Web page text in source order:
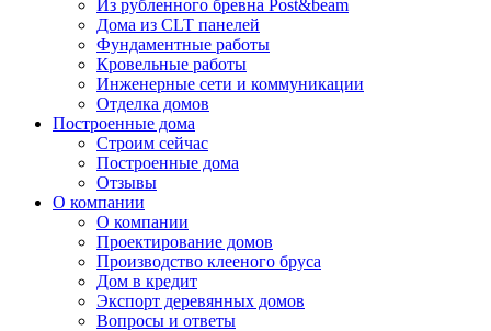
Из рубленного бревна Post&beam
Дома из CLT панелей
Фундаментные работы
Кровельные работы
Инженерные сети и коммуникации
Отделка домов
Построенные дома
Строим сейчас
Построенные дома
Отзывы
О компании
О компании
Проектирование домов
Производство клееного бруса
Дом в кредит
Экспорт деревянных домов
Вопросы и ответы